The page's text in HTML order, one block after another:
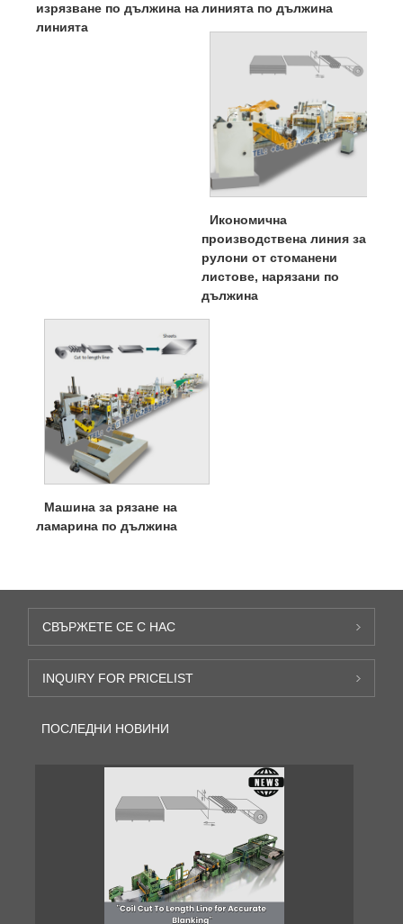
изрязване по дължина на
линията
линията по дължина
Икономична
производствена линия за
рулони от стоманени
листове, нарязани по
дължина
Машина за рязане на
ламарина по дължина
СВЪРЖЕТЕ СЕ С НАС
INQUIRY FOR PRICELIST
ПОСЛЕДНИ НОВИНИ